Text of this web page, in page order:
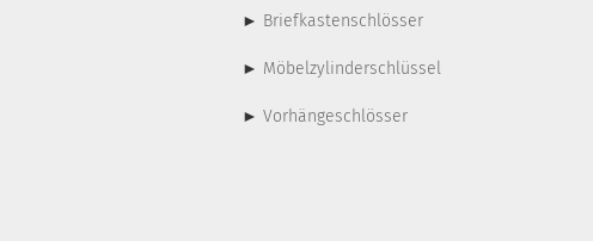
► Briefkastenschlösser
► Möbelzylinderschlüssel
► Vorhängeschlösser